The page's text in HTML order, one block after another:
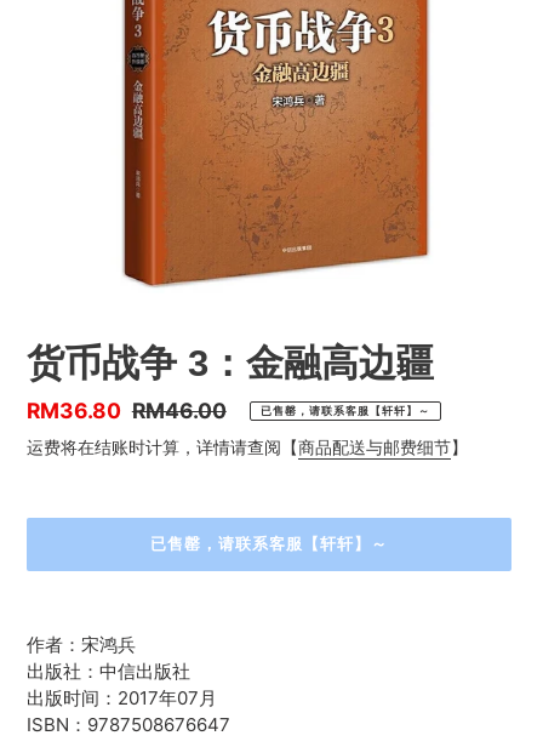
货币战争 3：金融高边疆
优
惠
RM36.80 售
价
RM46.00 已售罄，请联系客服【轩轩】～
运费将在结账时计算，详情请查阅【商品配送与邮费细节】
已售罄，请联系客服【轩轩】～
在
添
加
商
品
作者：宋鸿兵
出版社：中信出版社
出版时间：2017年07月
ISBN：9787508676647